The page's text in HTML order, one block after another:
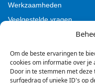
Om de beste ervaringen te
cookies om informatie over je
Door in te stemmen met deze
surfgedrag of unieke ID's op
Werkzaamheden
Veelgestelde vragen